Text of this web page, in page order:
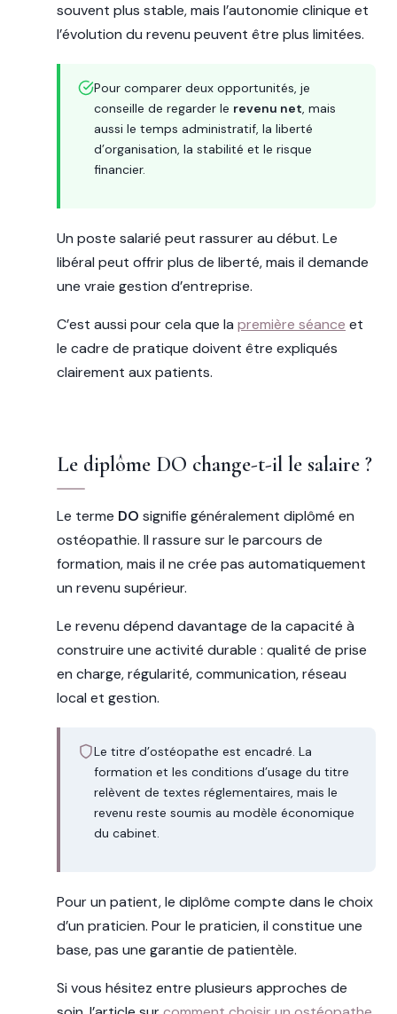
souvent plus stable, mais l’autonomie clinique et
l’évolution du revenu peuvent être plus limitées.
Pour comparer deux opportunités, je
conseille de regarder le revenu net, mais
aussi le temps administratif, la liberté
d’organisation, la stabilité et le risque
financier.
Un poste salarié peut rassurer au début. Le
libéral peut offrir plus de liberté, mais il demande
une vraie gestion d’entreprise.
C’est aussi pour cela que la première séance et
le cadre de pratique doivent être expliqués
clairement aux patients.
Le diplôme DO change-t-il le salaire ?
Le terme DO signifie généralement diplômé en
ostéopathie. Il rassure sur le parcours de
formation, mais il ne crée pas automatiquement
un revenu supérieur.
Le revenu dépend davantage de la capacité à
construire une activité durable : qualité de prise
en charge, régularité, communication, réseau
local et gestion.
Le titre d’ostéopathe est encadré. La
formation et les conditions d’usage du titre
relèvent de textes réglementaires, mais le
revenu reste soumis au modèle économique
du cabinet.
Pour un patient, le diplôme compte dans le choix
d’un praticien. Pour le praticien, il constitue une
base, pas une garantie de patientèle.
Si vous hésitez entre plusieurs approches de